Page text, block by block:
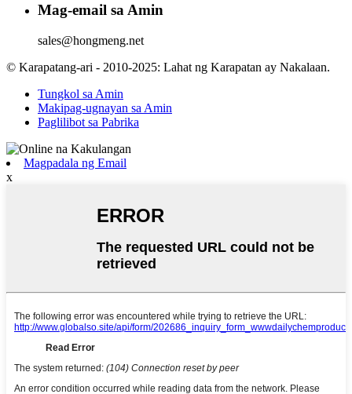
Mag-email sa Amin
sales@hongmeng.net
© Karapatang-ari - 2010-2025: Lahat ng Karapatan ay Nakalaan.
Tungkol sa Amin
Makipag-ugnayan sa Amin
Paglilibot sa Pabrika
Magpadala ng Email
x